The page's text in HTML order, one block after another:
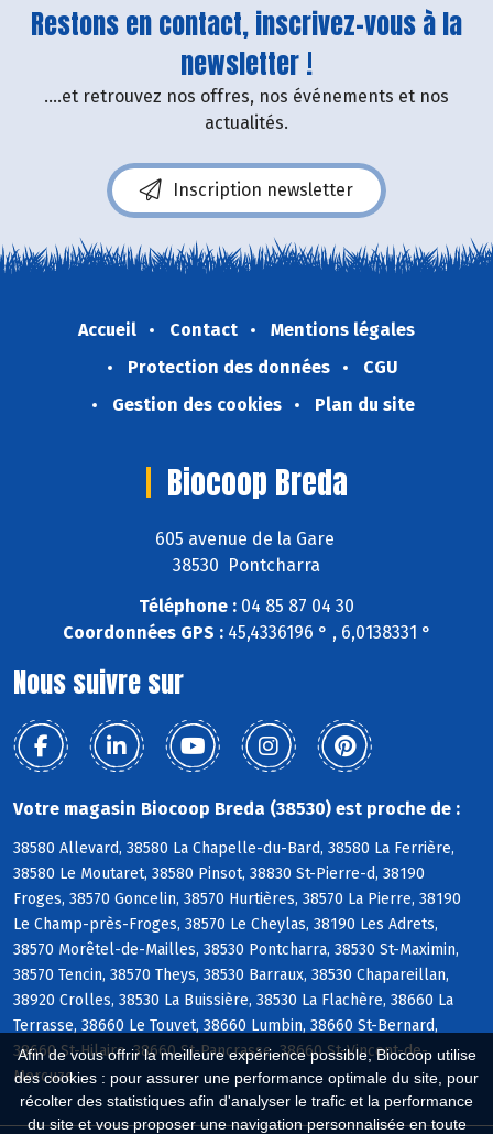
Afin de vous offrir la meilleure expérience possible, Biocoop utilise
des cookies : pour assurer une performance optimale du site, pour
récolter des statistiques afin d'analyser le trafic et la performance
du site et vous proposer une navigation personnalisée en toute
Restons en contact, inscrivez-vous à la
newsletter !
....et retrouvez nos offres, nos événements et nos
actualités.
Inscription newsletter
Accueil Contact
Mentions légales
Protection des données
CGU
Gestion des cookies
Plan du site
Biocoop Breda
605 avenue de la Gare
38530 Pontcharra
Téléphone : 04 85 87 04 30
Coordonnées GPS :45,4336196 ° , 6,0138331 °
Nous suivre sur
Votre magasin Biocoop Breda (38530) est proche de :
38580 Allevard, 38580 La Chapelle-du-Bard, 38580 La Ferrière,
38580 Le Moutaret, 38580 Pinsot, 38830 St-Pierre-d, 38190
Froges, 38570 Goncelin, 38570 Hurtières, 38570 La Pierre, 38190
Le Champ-près-Froges, 38570 Le Cheylas, 38190 Les Adrets,
38570 Morêtel-de-Mailles, 38530 Pontcharra, 38530 St-Maximin,
38570 Tencin, 38570 Theys, 38530 Barraux, 38530 Chapareillan,
38920 Crolles, 38530 La Buissière, 38530 La Flachère, 38660 La
Terrasse, 38660 Le Touvet, 38660 Lumbin, 38660 St-Bernard,
38660 St-Hilaire, 38660 St-Pancrasse, 38660 St-Vincent-de-
Mercuze